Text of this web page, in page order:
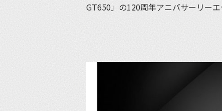
GT650」の120周年アニバサーリー